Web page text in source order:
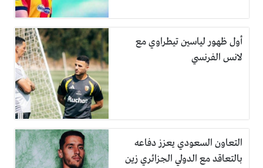
أول ظهور لياسين تيطراوي مع
لانس الفرنسي
التعاون السعودي يعزز دفاعه
بالتعاقد مع الدولي الجزائري زين